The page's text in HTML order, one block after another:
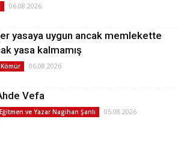
06.08.2026
yasaya uygun ancak memlekette
yasa kalmamış
06.08.2026
Vefa
Eğitmen ve Yazar Nagihan Şanlı 05.08.2026